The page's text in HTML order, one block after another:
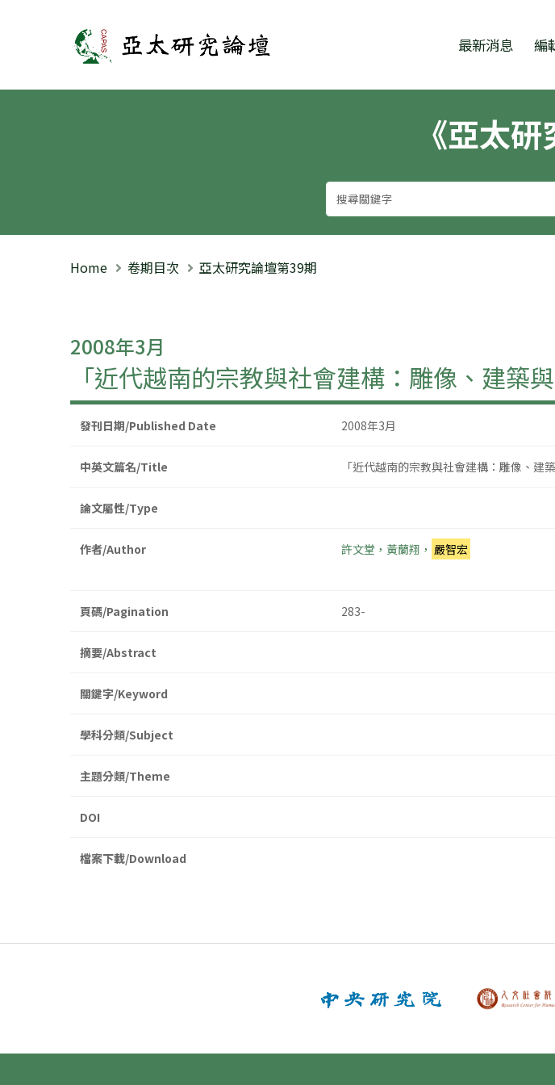
亞太研究論壇 最新消息 編
《亞太研
Home 卷期目次 亞太研究論壇第39期
2008年3月
「近代越南的宗教與社會建構：雕像、建築
發刊日期/Published Date 2008年3月
中英文篇名/Title 「近代越南的宗教與社會建構：雕像、建
論文屬性/Type
作者/Author 許文堂，黃蘭翔， 嚴智宏
頁碼/Pagination 283-
摘要/Abstract
關鍵字/Keyword
學科分類/Subject
主題分類/Theme
DOI
檔案下載/Download